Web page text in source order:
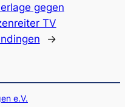
gegen
TV
→
e.V.